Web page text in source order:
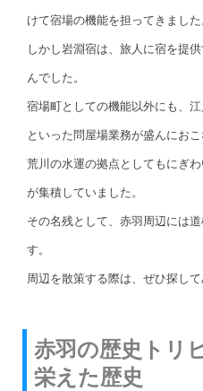
けて宿場の機能を担ってきました
しかし岩淵宿は、旅人に宿を提
んでした。
宿場町としての機能以外にも、
といった問屋場業務が盛んにお
荒川の水運の拠点としてもにぎ
が集積していました。
その名残として、赤羽周辺には
す。
周辺を散策する際は、ぜひ探し
赤羽の歴史トリ
栄えた歴史